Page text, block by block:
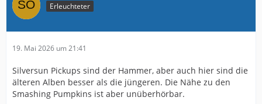
Erleuchteter
19. Mai 2026 um 21:41
Silversun Pickups sind der Hammer, aber auch hier sind die
älteren Alben besser als die jüngeren. Die Nähe zu den
Smashing Pumpkins ist aber unüberhörbar.